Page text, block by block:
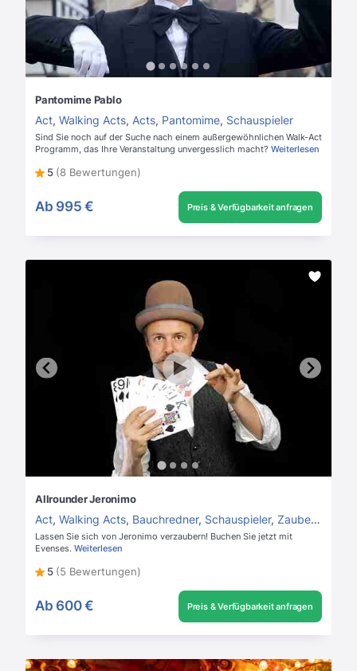
Pantomime Pablo
Act, Walking Acts, Acts, Pantomime, Schauspieler
Sind Sie noch auf der Suche nach einem außergewöhnlichen Walk-Act
Programm, das Ihre Veranstaltung unvergesslich macht? Weiterlesen
5 (8 Bewertungen)
Ab 995 € Preis & Verfügbarkeit anfragen
Allrounder Jeronimo
Act, Walking Acts, Bauchredner, Schauspieler, Zauberer
Lassen Sie sich von Jeronimo verzaubern! Buchen Sie jetzt mit
Evenses. Weiterlesen
5 (5 Bewertungen)
Ab 600 € Preis & Verfügbarkeit anfragen